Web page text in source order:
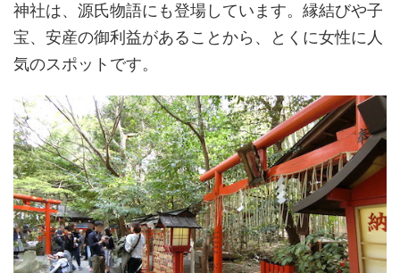
神社は、源氏物語にも登場しています。縁結びや子
宝、安産の御利益があることから、とくに女性に人
気のスポットです。